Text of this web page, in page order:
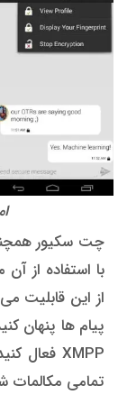
چت سکیور
از این قابلیت
پیام ها پنهان
تمامی مکالمات